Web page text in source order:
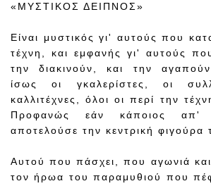
«ΜΥΣΤΙΚΟΣ ΔΕΙΠΝΟΣ»
Είναι μυστικός γι' αυτούς που
τέχνη, και εμφανής γι' αυτούς
την διακινούν, και την
ίσως οι γκαλερίστες, οι
καλλιτέχνες, όλοι οι περί την
Προφανώς εάν κάποιος απ'
αποτελούσε την κεντρική φιγούρα
Αυτού που πάσχει, που αγωνιά και
τον ήρωα του παραμυθιού που